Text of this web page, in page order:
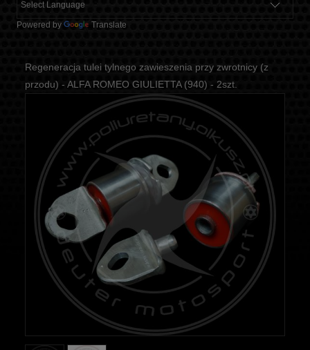
Powered by Translate
Regeneracja tulei tylnego zawieszenia przy zwrotnicy (z
przodu) - ALFA ROMEO GIULIETTA (940) - 2szt.